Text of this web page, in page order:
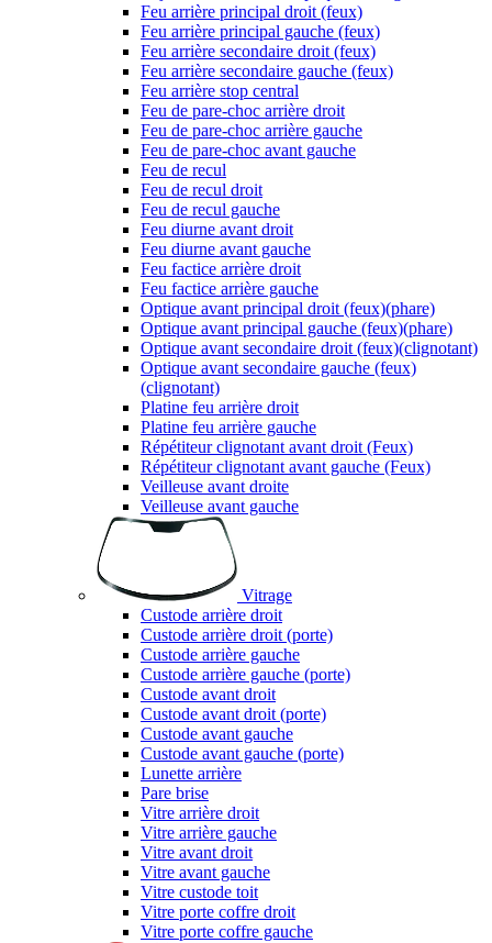
Feu arrière principal droit (feux)
Feu arrière principal gauche (feux)
Feu arrière secondaire droit (feux)
Feu arrière secondaire gauche (feux)
Feu arrière stop central
Feu de pare-choc arrière droit
Feu de pare-choc arrière gauche
Feu de pare-choc avant gauche
Feu de recul
Feu de recul droit
Feu de recul gauche
Feu diurne avant droit
Feu diurne avant gauche
Feu factice arrière droit
Feu factice arrière gauche
Optique avant principal droit (feux)(phare)
Optique avant principal gauche (feux)(phare)
Optique avant secondaire droit (feux)(clignotant)
Optique avant secondaire gauche (feux)
(clignotant)
Platine feu arrière droit
Platine feu arrière gauche
Répétiteur clignotant avant droit (Feux)
Répétiteur clignotant avant gauche (Feux)
Veilleuse avant droite
Veilleuse avant gauche
Vitrage
Custode arrière droit
Custode arrière droit (porte)
Custode arrière gauche
Custode arrière gauche (porte)
Custode avant droit
Custode avant droit (porte)
Custode avant gauche
Custode avant gauche (porte)
Lunette arrière
Pare brise
Vitre arrière droit
Vitre arrière gauche
Vitre avant droit
Vitre avant gauche
Vitre custode toit
Vitre porte coffre droit
Vitre porte coffre gauche